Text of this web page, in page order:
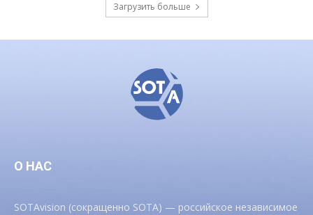
Загрузить больше
О НАС
SOTAvision (сокращенно SOTA) — российское независимое